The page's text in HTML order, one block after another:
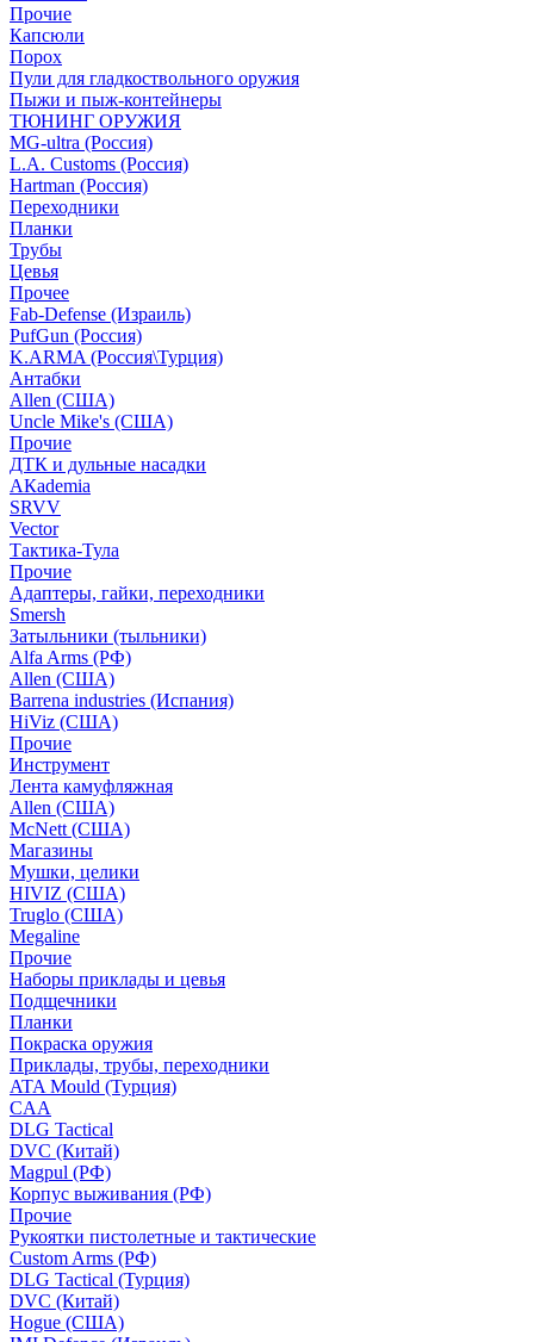
Прочие
Капсюли
Порох
Пули для гладкоствольного оружия
Пыжи и пыж-контейнеры
ТЮНИНГ ОРУЖИЯ
MG-ultra (Россия)
L.A. Customs (Россия)
Hartman (Россия)
Переходники
Планки
Трубы
Цевья
Прочее
Fab-Defense (Израиль)
PufGun (Россия)
K.ARMA (Россия\Турция)
Антабки
Allen (США)
Uncle Mike's (США)
Прочие
ДТК и дульные насадки
АКademia
SRVV
Vector
Тактика-Тула
Прочие
Адаптеры, гайки, переходники
Smersh
Затыльники (тыльники)
Alfa Arms (РФ)
Allen (США)
Barrena industries (Испания)
HiViz (США)
Прочие
Инструмент
Лента камуфляжная
Allen (США)
McNett (США)
Магазины
Мушки, целики
HIVIZ (США)
Truglo (США)
Megaline
Прочие
Наборы приклады и цевья
Подщечники
Планки
Покраска оружия
Приклады, трубы, переходники
ATA Mould (Турция)
CAA
DLG Tactical
DVC (Китай)
Magpul (РФ)
Корпус выживания (РФ)
Прочие
Рукоятки пистолетные и тактические
Custom Arms (РФ)
DLG Tactical (Турция)
DVC (Китай)
Hogue (США)